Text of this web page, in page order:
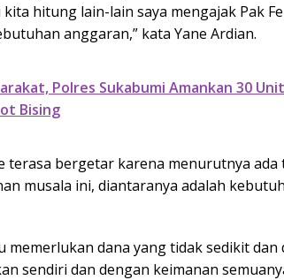
hitung lain-lain saya mengajak Pak
anggaran,” kata Yane Ardian.
Polres Sukabumi Amankan 30 Unit
Bising
terasa bergetar karena menurutnya ada
musala ini, diantaranya adalah
dana yang tidak sedikit dan
sendiri dan dengan keimanan